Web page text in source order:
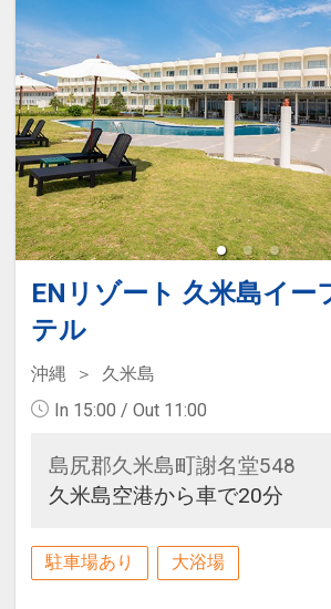
ENリゾート 久米島イー
テル
沖縄
久米島
In 15:00 / Out 11:00
島尻郡久米島町謝名堂548
久米島空港から車で20分
駐車場あり 大浴場